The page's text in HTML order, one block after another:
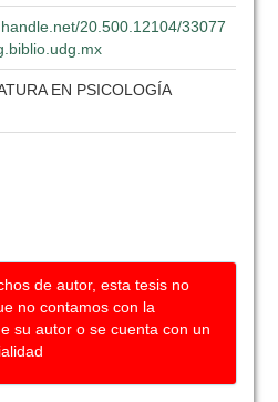
20.500.12104/33077
EN PSICOLOGÍA
de autor, esta tesis no
no contamos con la
su autor o se cuenta con un